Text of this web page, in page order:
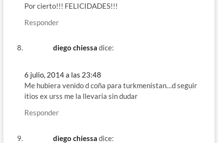
Por cierto!!! FELICIDADES!!!
Responder
diego chiessa dice:
6 julio, 2014 a las 23:48
Me hubiera venido d coña para turkmenistan…d seguir
itios ex urss me la llevaria sin dudar
Responder
diego chiessa dice: